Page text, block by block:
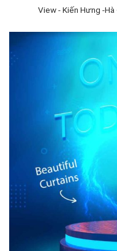
View - Kiến Hưng -